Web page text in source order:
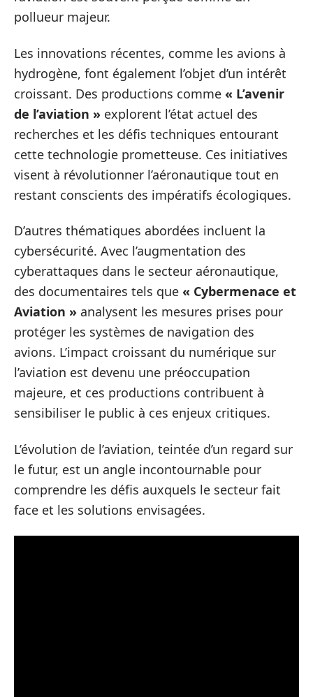
pollueur majeur.
Les innovations récentes, comme les avions à
hydrogène, font également l’objet d’un intérêt
croissant. Des productions comme « L’avenir
de l’aviation » explorent l’état actuel des
recherches et les défis techniques entourant
cette technologie prometteuse. Ces initiatives
visent à révolutionner l’aéronautique tout en
restant conscients des impératifs écologiques.
D’autres thématiques abordées incluent la
cybersécurité. Avec l’augmentation des
cyberattaques dans le secteur aéronautique,
des documentaires tels que « Cybermenace et
Aviation » analysent les mesures prises pour
protéger les systèmes de navigation des
avions. L’impact croissant du numérique sur
l’aviation est devenu une préoccupation
majeure, et ces productions contribuent à
sensibiliser le public à ces enjeux critiques.
L’évolution de l’aviation, teintée d’un regard sur
le futur, est un angle incontournable pour
comprendre les défis auxquels le secteur fait
face et les solutions envisagées.